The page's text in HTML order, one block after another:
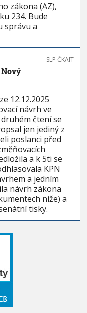
zákona (AZ),
234. Bude
správu a
SLP ČKAIT
12.12.2025
návrh ve
čtení se
jen jediný z
poslanci před
a k 5ti se
KPN
a jedním
návrh zákona
níže) a
tisky.